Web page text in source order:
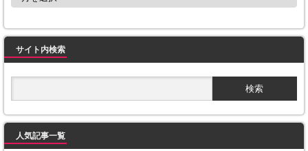
サイト内検索
人気記事一覧